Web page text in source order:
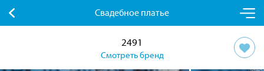
Свадебное платье
2491
Смотреть бренд